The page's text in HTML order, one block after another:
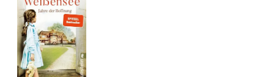
Doch der Weg nach oben ist steinig, der in Maximilians
Familie erst recht. Emma geht in ihrer Rolle als
Kinderkrankenschwester auf und entfernt sich immer mehr
von ihr. Erst als das Leben des kleinen Fritz Schmittke am
seidenen Faden hängt, erkennen Emma und Marlene, dass sie